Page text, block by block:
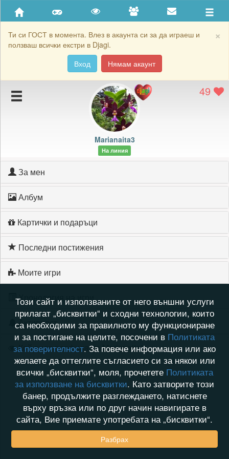
×
Ти си ГОСТ в момента. Влез в акаунта си за да играеш и
ползваш всички екстри в Djagi.
Вход
Нямам акаунт
Приятели
Хронология на игри
Подаръците на Marianaita3
Картичките на Marianaita3
Блокирай Marianaita3
49
Marianaita3
На линия
За мен
Албум
Картички и подаръци
Последни постижения
Моите игри
Хронология на игри
Активност
Кой видя профила на Marianaita3
Този сайт и използваните от него външни услуги
прилагат „бисквитки“ и сходни технологии, които
са необходими за правилното му функциониране
и за постигане на целите, посочени в Политиката
за поверителност. За повече информация или ако
желаете да оттеглите съгласието си за някои или
всички „бисквитки“, моля, прочетете Политиката
за използване на бисквитки. Като затворите този
банер, продължите разглеждането, натиснете
върху връзка или по друг начин навигирате в
сайта, Вие приемате употребата на „бисквитки“.
Разбрах